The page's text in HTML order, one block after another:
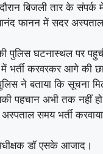
दौरान बिजली तार के
फानन में सदर अस्पताल
पुलिस घटनास्थल पर
भर्ती करवरकर आगे की
ने बताया कि सूचना
पहचान अभी तक नहीं हो
समय भर्ती
डॉ एसके आजाद।